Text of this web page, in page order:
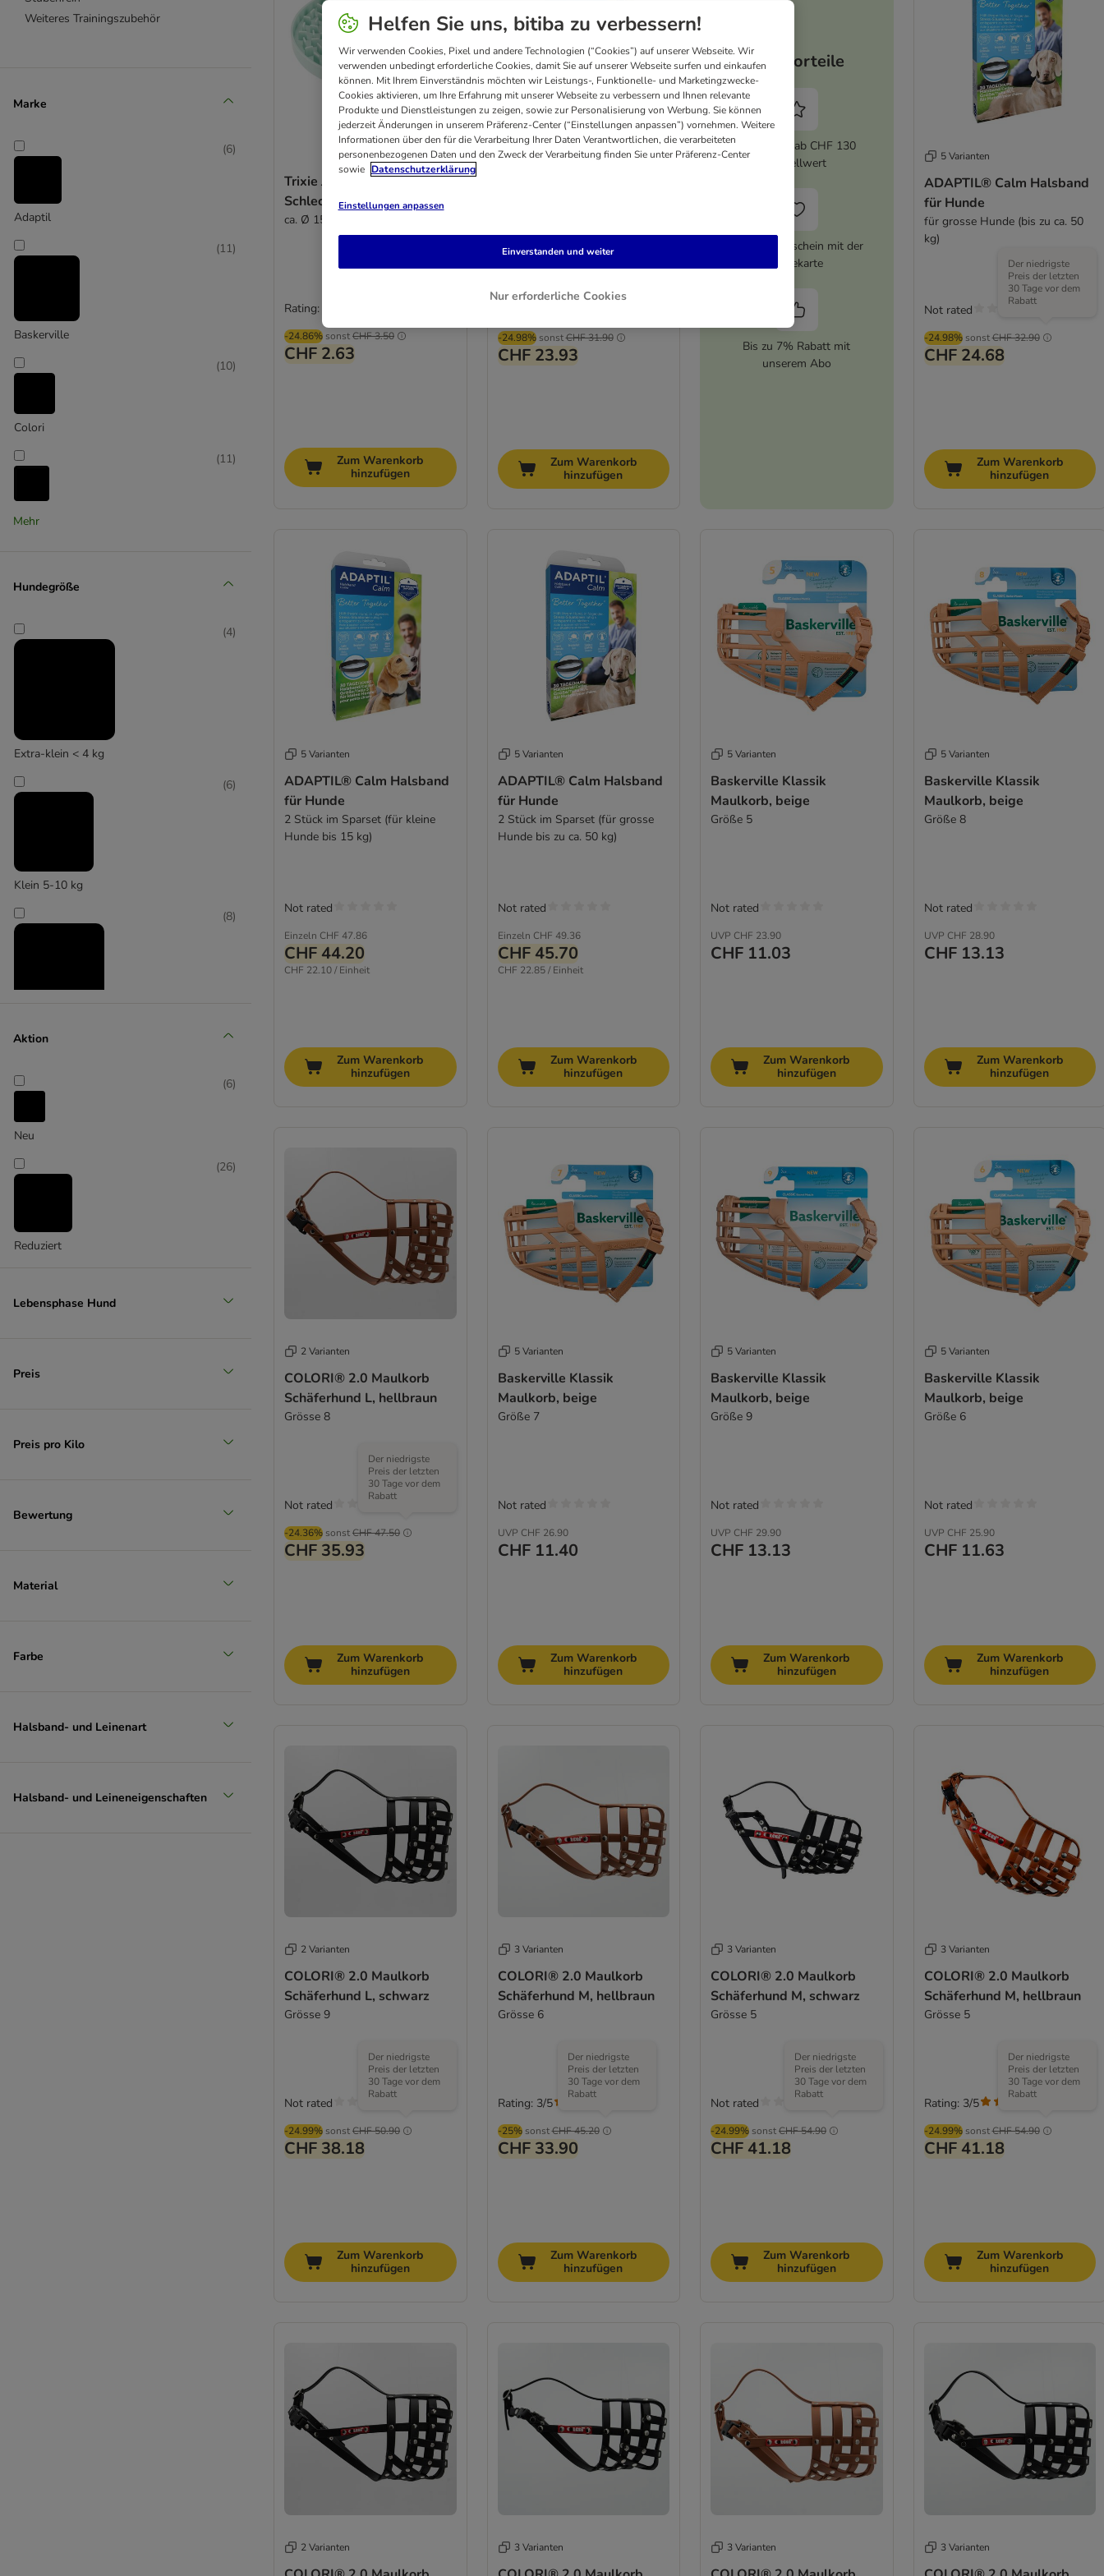
Weiteres Trainingszubehör
Marke
Adaptil
(6)
Baskerville
(11)
Colori
(10)
Halti
(11)
Rukka Pets
Mehr
Hundegröße
Extra-klein < 4 kg
(4)
Klein 5-10 kg
(6)
(8)
Groß 26-45 kg
Aktion
Neu
(6)
Reduziert
(26)
Lebensphase Hund
Preis
Preis pro Kilo
Bewertung
Material
Farbe
Halsband- und Leinenart
Halsband- und Leineneigenschaften
Trixie Junior Lick'n'Snack
Schleckplatte
ca. Ø 15 cm
-24.86% sonstCHF 3.50
CHF 2.63
Rating: 5/5
Zum Warenkorb
hinzufügen
5 Varianten
kg)
-24.98% sonstCHF 31.90
Rabatt
CHF 23.93
Zum Warenkorb
hinzufügen
Ihre Vorteile
5% Rabatt ab CHF 130
Bestellwert
CHF 16 Gutschein mit der
Treuekarte
Bis zu 7% Rabatt mit
unserem Abo
5 Varianten
ADAPTIL® Calm Halsband
für Hunde
für grosse Hunde (bis zu ca. 50
kg)
-24.98% sonstCHF 32.90
Der niedrigste
Preis der letzten
30 Tage vor dem
Rabatt
CHF 24.68
Not rated
Zum Warenkorb
hinzufügen
5 Varianten
ADAPTIL® Calm Halsband
für Hunde
2 Stück im Sparset (für kleine
Hunde bis 15 kg)
Einzeln CHF 47.86
CHF 44.20
CHF 22.10 / Einheit
Not rated
Zum Warenkorb
hinzufügen
5 Varianten
ADAPTIL® Calm Halsband
für Hunde
2 Stück im Sparset (für grosse
Hunde bis zu ca. 50 kg)
Einzeln CHF 49.36
CHF 45.70
CHF 22.85 / Einheit
Not rated
Zum Warenkorb
hinzufügen
5 Varianten
Baskerville Klassik
Maulkorb, beige
Größe 5
UVP CHF 23.90
CHF 11.03
Not rated
Zum Warenkorb
hinzufügen
5 Varianten
Baskerville Klassik
Maulkorb, beige
Größe 8
UVP CHF 28.90
CHF 13.13
Not rated
Zum Warenkorb
hinzufügen
2 Varianten
COLORI® 2.0 Maulkorb
Schäferhund L, hellbraun
Grösse 8
-24.36% sonstCHF 47.50
Der niedrigste
Preis der letzten
30 Tage vor dem
Rabatt
CHF 35.93
Not rated
Zum Warenkorb
hinzufügen
5 Varianten
Baskerville Klassik
Maulkorb, beige
Größe 7
UVP CHF 26.90
CHF 11.40
Not rated
Zum Warenkorb
hinzufügen
5 Varianten
Baskerville Klassik
Maulkorb, beige
Größe 9
UVP CHF 29.90
CHF 13.13
Not rated
Zum Warenkorb
hinzufügen
5 Varianten
Baskerville Klassik
Maulkorb, beige
Größe 6
UVP CHF 25.90
CHF 11.63
Not rated
Zum Warenkorb
hinzufügen
2 Varianten
COLORI® 2.0 Maulkorb
Schäferhund L, schwarz
Grösse 9
-24.99% sonstCHF 50.90
Der niedrigste
Preis der letzten
30 Tage vor dem
Rabatt
CHF 38.18
Not rated
Zum Warenkorb
hinzufügen
3 Varianten
COLORI® 2.0 Maulkorb
Schäferhund M, hellbraun
Grösse 6
-25% sonstCHF 45.20
Der niedrigste
Preis der letzten
30 Tage vor dem
Rabatt
CHF 33.90
Rating: 3/5
Zum Warenkorb
hinzufügen
3 Varianten
COLORI® 2.0 Maulkorb
Schäferhund M, schwarz
Grösse 5
-24.99% sonstCHF 54.90
Der niedrigste
Preis der letzten
30 Tage vor dem
Rabatt
CHF 41.18
Not rated
Zum Warenkorb
hinzufügen
3 Varianten
COLORI® 2.0 Maulkorb
Schäferhund M, hellbraun
Grösse 5
-24.99% sonstCHF 54.90
Der niedrigste
Preis der letzten
30 Tage vor dem
Rabatt
CHF 41.18
Rating: 3/5
Zum Warenkorb
hinzufügen
2 Varianten 3 Varianten 3 Varianten 3 Varianten
Helfen Sie uns, bitiba zu verbessern!
Wir verwenden Cookies, Pixel und andere Technologien (“Cookies”) auf unserer Webseite. Wir
verwenden unbedingt erforderliche Cookies, damit Sie auf unserer Webseite surfen und einkaufen
können. Mit Ihrem Einverständnis möchten wir Leistungs-, Funktionelle- und Marketingzwecke-
Cookies aktivieren, um Ihre Erfahrung mit unserer Webseite zu verbessern und Ihnen relevante
Produkte und Dienstleistungen zu zeigen, sowie zur Personalisierung von Werbung. Sie können
jederzeit Änderungen in unserem Präferenz-Center (“Einstellungen anpassen”) vornehmen. Weitere
Informationen über den für die Verarbeitung Ihrer Daten Verantwortlichen, die verarbeiteten
personenbezogenen Daten und den Zweck der Verarbeitung finden Sie unter Präferenz-Center
sowie Datenschutzerklärung
Einstellungen anpassen
Nur erforderliche Cookies
Einverstanden und weiter